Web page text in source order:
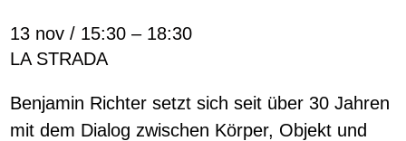
13 nov / 15:30 – 18:30
LA STRADA
Benjamin Richter setzt sich seit über 30 Jahren
mit dem Dialog zwischen Körper, Objekt und